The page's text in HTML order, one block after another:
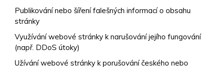
Publikování nebo šíření falešných informací o obsahu
stránky
Využívání webové stránky k narušování jejího fungování
(např. DDoS útoky)
Užívání webové stránky k porušování českého nebo